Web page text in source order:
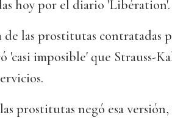
hoy por el diario 'Libération'.
de las prostitutas contratadas
'casi imposible' que Strauss-
prostitutas negó esa